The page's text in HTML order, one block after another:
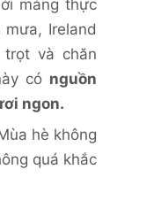
mảng thực
Ireland
và chăn
có nguồn
ngon.
hè không
quá khắc